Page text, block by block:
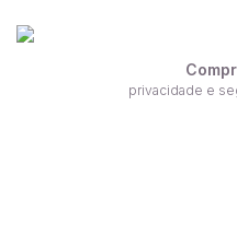
privacidade e